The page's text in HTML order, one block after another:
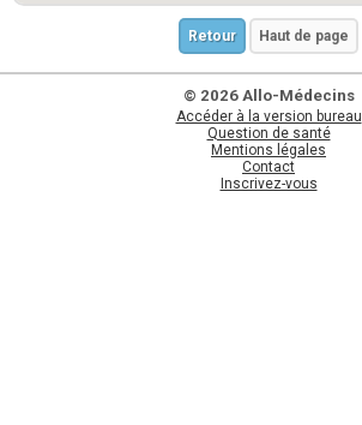
Retour Haut de page
© 2026 Allo-Médecins
Accéder à la version bureau
Question de santé
Mentions légales
Contact
Inscrivez-vous